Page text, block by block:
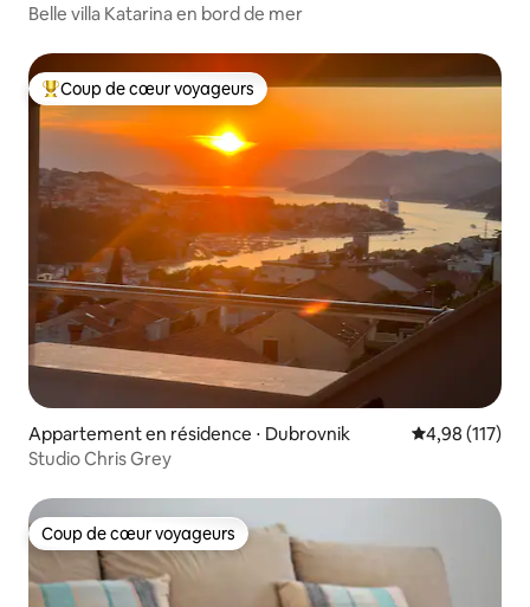
Belle villa Katarina en bord de mer
Coups de cœur voyageurs les plus appréciés
Coup de cœur voyageurs
Appartement en résidence ⋅ Dubrovnik Évaluation
4,98 (117)
Studio Chris Grey
Coup de cœur voyageurs
Coup de cœur voyageurs